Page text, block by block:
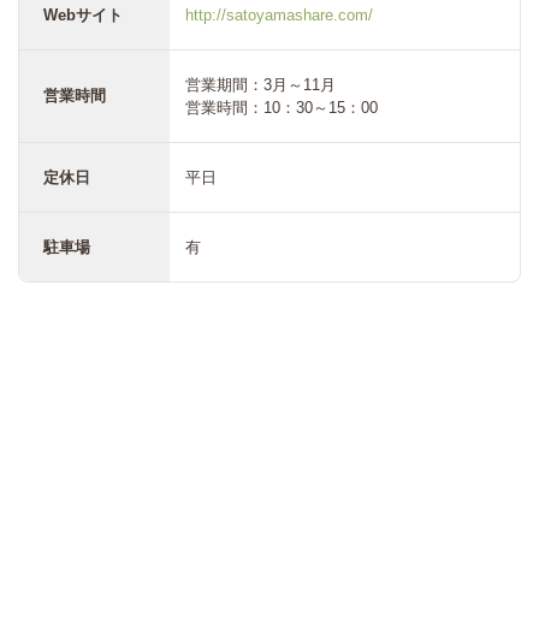
Webサイト http://satoyamashare.com/
営業時間
営業期間：3月～11月
営業時間：10：30～15：00
定休日 平日
駐車場 有